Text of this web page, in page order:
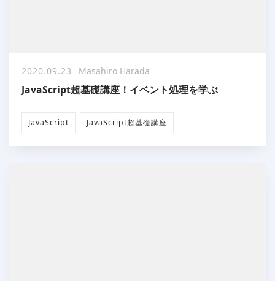
2020.09.23 Masahiro Harada
JavaScript超基礎講座！イベント処理を学ぶ
JavaScript JavaScript超基礎講座